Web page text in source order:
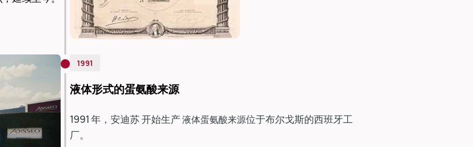
1991
液体形式的蛋氨酸来源
1991 年，安迪苏 开始生产液体蛋氨酸来源位于布尔戈斯的西班牙工
厂。